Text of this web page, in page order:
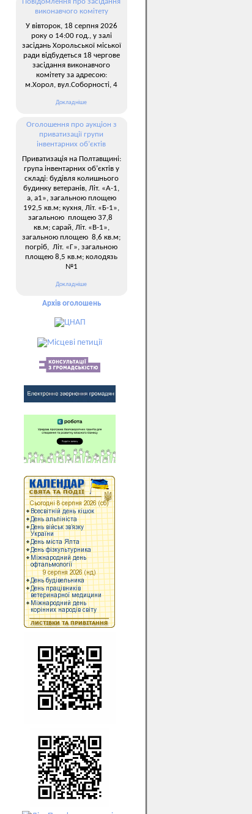
виконавчого комітету
У вівторок, 18 серпня 2026
року о 14:00 год., у залі
засідань Хорольської міської
ради відбудеться 18 чергове
засідання виконавчого
комітету за адресою:
м.Хорол, вул.Соборності, 4
Докладніше
Оголошення про аукціон з
приватизації групи
інвентарних об’єктів
Приватизація на Полтавщині:
група інвентарних об’єктів у
складі: будівля колишнього
будинку ветеранів, Літ. «А-1,
а, а1», загальною площею
192,5 кв.м; кухня, Літ. «Б-1»,
загальною площею 37,8
кв.м; сарай, Літ. «В-1»,
загальною площею 8,6 кв.м;
погріб, Літ. «Г», загальною
площею 8,5 кв.м; колодязь
№1
Докладніше
Архів оголошень